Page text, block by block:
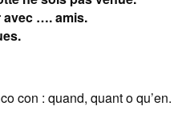
avec …. amis.
con : quand, quant o qu’en.